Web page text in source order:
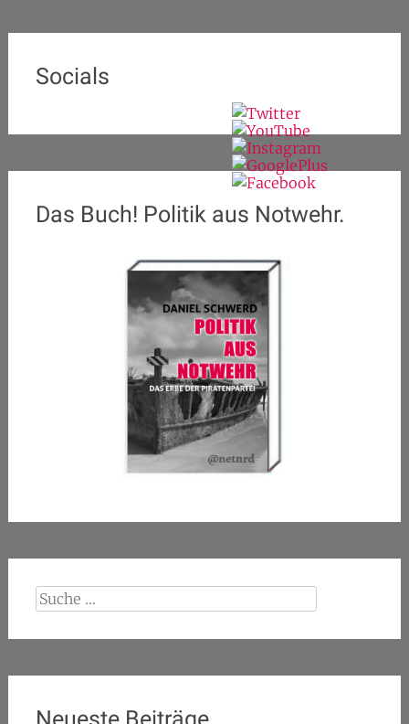
Socials
Das Buch! Politik aus Notwehr.
Suche
nach: